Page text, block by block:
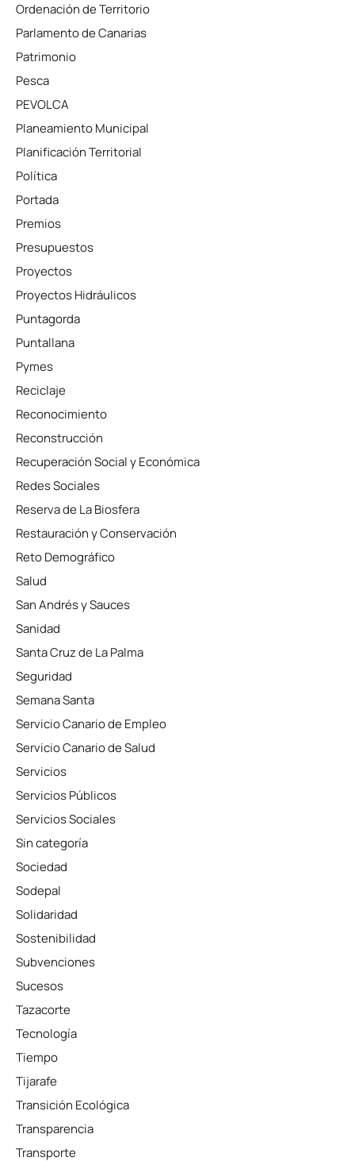
Ordenación de Territorio
Parlamento de Canarias
Patrimonio
Pesca
PEVOLCA
Planeamiento Municipal
Planificación Territorial
Política
Portada
Premios
Presupuestos
Proyectos
Proyectos Hidráulicos
Puntagorda
Puntallana
Pymes
Reciclaje
Reconocimiento
Reconstrucción
Recuperación Social y Económica
Redes Sociales
Reserva de La Biosfera
Restauración y Conservación
Reto Demográfico
Salud
San Andrés y Sauces
Sanidad
Santa Cruz de La Palma
Seguridad
Semana Santa
Servicio Canario de Empleo
Servicio Canario de Salud
Servicios
Servicios Públicos
Servicios Sociales
Sin categoría
Sociedad
Sodepal
Solidaridad
Sostenibilidad
Subvenciones
Sucesos
Tazacorte
Tecnología
Tiempo
Tijarafe
Transición Ecológica
Transparencia
Transporte